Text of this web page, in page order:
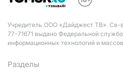
Учредитель ООО «Дайджест ТВ».
77-71671 выдано Федеральной
информационных технологий и
Разделы